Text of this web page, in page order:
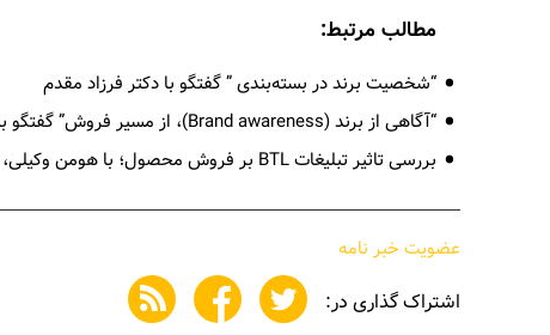
مطالب مرتبط:
“شخصیت برند در بسته‌بندی ” گفتگو با دکتر فرزاد مقدم
“آگاهی از برند (Brand awareness)، از مسیر فروش” گفتگو با پیمان پاکزاد
بررسی تاثیر تبلیغات BTL بر فروش محصول؛ با هومن وکیلی، بنیانگذار آژانس BTL گلدن لایت.
عضویت خبر نامه
اشتراک گذاری در: